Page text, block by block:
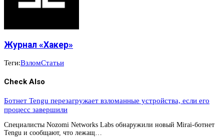
Журнал «Хакер»
Теги:ВзломСтатьи
Check Also
Ботнет Tengu перезагружает взломанные устройства, если его
процесс завершили
Специалисты Nozomi Networks Labs обнаружили новый Mirai-ботнет
Tengu и сообщают, что лежащ…